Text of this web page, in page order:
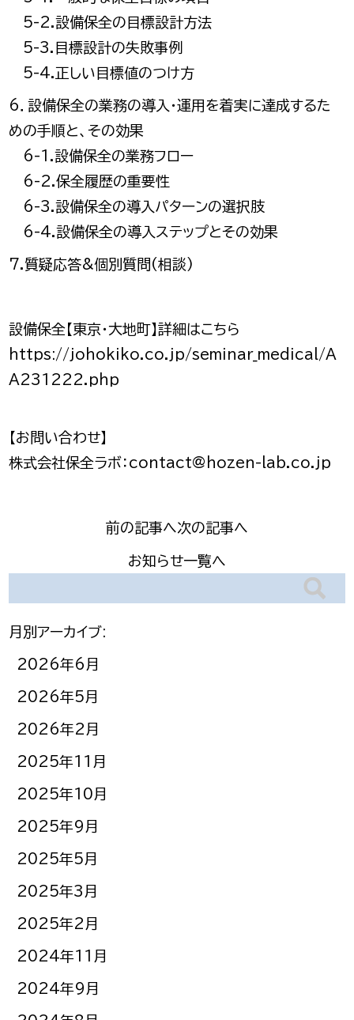
5-2.設備保全の目標設計方法
5-3.目標設計の失敗事例
5-4.正しい目標値のつけ方
6．設備保全の業務の導入・運用を着実に達成するた
めの手順と、その効果
6-1.設備保全の業務フロー
6-2.保全履歴の重要性
6-3.設備保全の導入パターンの選択肢
6-4.設備保全の導入ステップとその効果
7.質疑応答&個別質問(相談)
設備保全【東京・大地町】詳細はこちら
https://johokiko.co.jp/seminar_medical/A
A231222.php
【お問い合わせ】
株式会社保全ラボ：contact@hozen-lab.co.jp
前の記事へ次の記事へ
お知らせ一覧へ
月別アーカイブ:
2026年6月
2026年5月
2026年2月
2025年11月
2025年10月
2025年9月
2025年5月
2025年3月
2025年2月
2024年11月
2024年9月